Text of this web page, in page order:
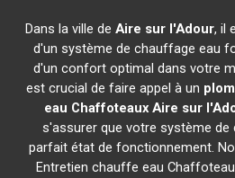
Dans la ville de Aire sur l'Adour, il
d'un système de chauffage eau
d'un confort optimal dans votre
est crucial de faire appel à un
eau Chaffoteaux Aire sur
s'assurer que votre système
parfait état de fonctionnement.
Entretien chauffe eau